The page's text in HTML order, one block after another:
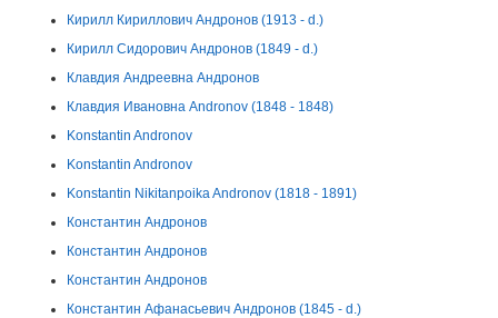
Кирилл Кириллович Андронов (1913 - d.)
Кирилл Сидорович Андронов (1849 - d.)
Клавдия Андреевна Андронов
Клавдия Ивановна Andronov (1848 - 1848)
Konstantin Andronov
Konstantin Andronov
Konstantin Nikitanpoika Andronov (1818 - 1891)
Константин Андронов
Константин Андронов
Константин Андронов
Константин Афанасьевич Андронов (1845 - d.)